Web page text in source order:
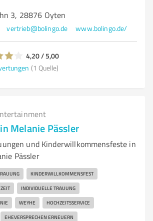
3, 28876 Oyten
vertrieb@bolingo.de www.bolingo.de/
4,20 / 5,00
(1 Quelle)
Melanie Pässler
und Kinderwillkommensfeste in
Pässler
KINDERWILLKOMMENSFEST
INDIVIDUELLE TRAUUNG
WEYHE HOCHZEITSSERVICE
EHEVERSPRECHEN ERNEUERN